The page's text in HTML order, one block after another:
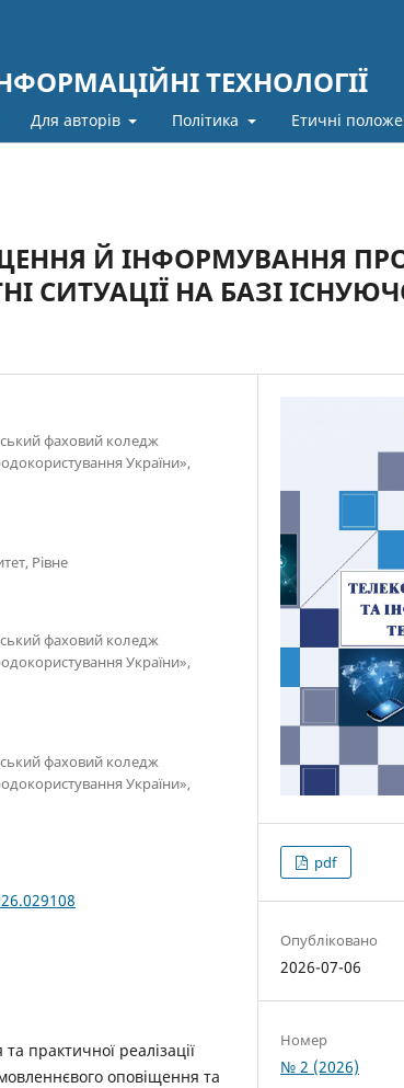
ТЕХНОЛОГІЇ
Для авторів Політика Етичні
Й ІНФОРМУВАННЯ
СИТУАЦІЇ НА БАЗІ
фаховий коледж
України»,
Рівне
фаховий коледж
України»,
фаховий коледж
України»,
практичної реалізації
оповіщення та
pdf
Опубліковано
2026-07-06
Номер
№ 2 (2026)